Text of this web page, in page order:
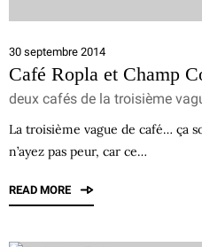
30 septembre 2014
Café Ropla et Champ
deux cafés de la troisième
La troisième vague de café… ça
n’ayez pas peur, car ce…
READ MORE